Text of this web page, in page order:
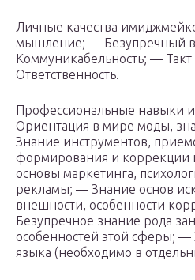
Личные качества
мышление; — Безупречный
Коммуникабельность; —
Ответственность.
Профессиональные навыки
Ориентация в мире моды,
Знание инструментов,
формирования и
основы маркетинга,
рекламы; — Знание основ
внешности, особенности
Безупречное знание рода
особенностей этой сферы; —
языка (необходимо в